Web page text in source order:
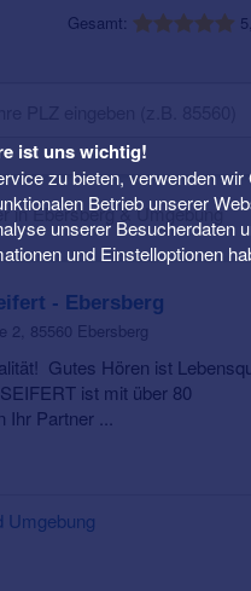
Gesamt:
in Ebersberg & Umgebung
- Ebersberg
2, 85560 Ebersberg
Gutes Hören ist
ist mit über 80
Partner ...
Umgebung
ist uns wichtig!
zu bieten, verwenden
Betrieb unserer
unserer Besucherdaten
und Einstelloptionen